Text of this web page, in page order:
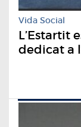
Vida Social
L’Estartit
dedicat a